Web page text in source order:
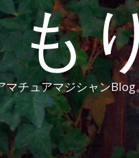
チュアマジシャン